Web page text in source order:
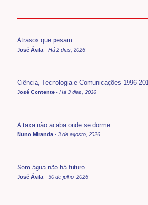
Atrasos que pesam
José Ávila - Há 2 dias, 2026
Ciência, Tecnologia e Comunicações 1996-
José Contente - Há 3 dias, 2026
A taxa não acaba onde se dorme
Nuno Miranda - 3 de agosto, 2026
Sem água não há futuro
José Ávila - 30 de julho, 2026